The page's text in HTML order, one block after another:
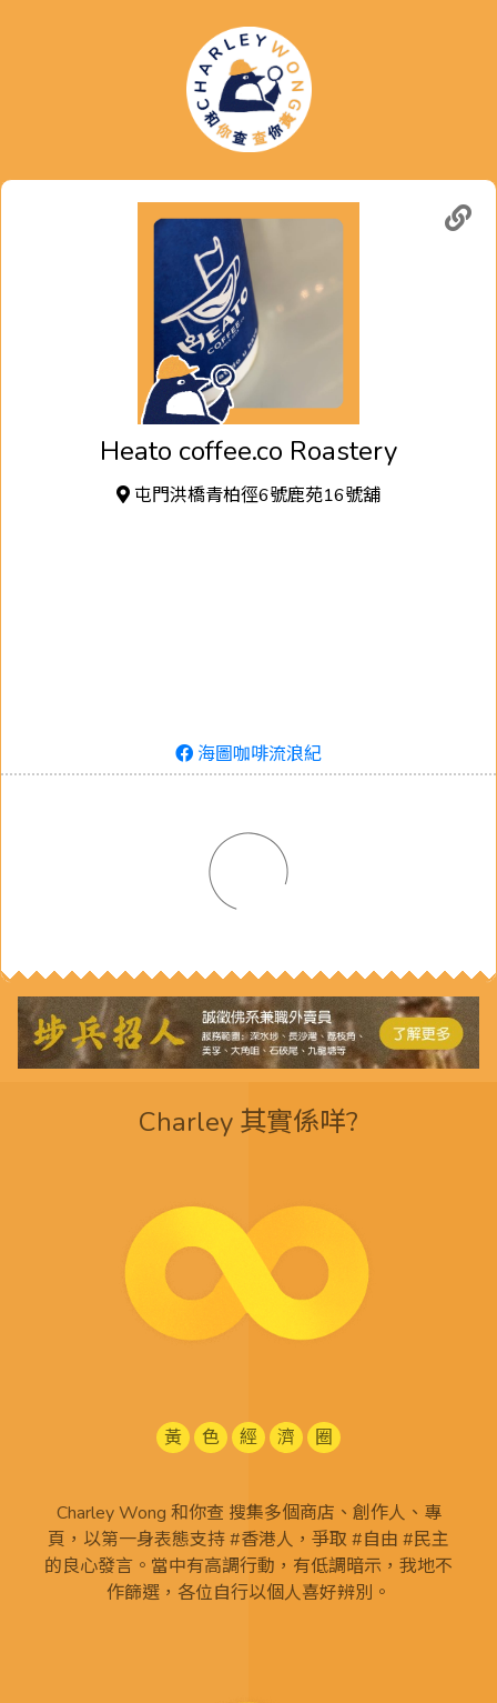
Heato coffee.co Roastery
屯門洪橋青柏徑6號鹿苑16號舖
海圖咖啡流浪紀
Charley 其實係咩?
黃 色 經 濟 圈
Charley Wong 和你查 搜集多個商店、創作人、專
頁，以第一身表態支持 #香港人，爭取 #自由 #民主
的良心發言。當中有高調行動，有低調暗示，我地不
作篩選，各位自行以個人喜好辨別。